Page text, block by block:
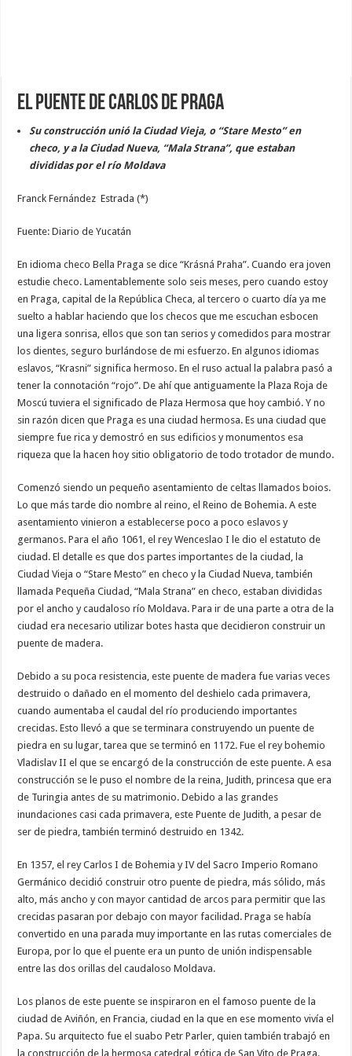
El puente de Carlos de Praga
Su construcción unió la Ciudad Vieja, o “Stare Mesto” en
checo, y a la Ciudad Nueva, “Mala Strana”, que estaban
divididas por el río Moldava
Franck Fernández Estrada (*)
Fuente: Diario de Yucatán
En idioma checo Bella Praga se dice “Krásná Praha”. Cuando era joven
estudie checo. Lamentablemente solo seis meses, pero cuando estoy
en Praga, capital de la República Checa, al tercero o cuarto día ya me
suelto a hablar haciendo que los checos que me escuchan esbocen
una ligera sonrisa, ellos que son tan serios y comedidos para mostrar
los dientes, seguro burlándose de mi esfuerzo. En algunos idiomas
eslavos, “Krasni” significa hermoso. En el ruso actual la palabra pasó a
tener la connotación “rojo”. De ahí que antiguamente la Plaza Roja de
Moscú tuviera el significado de Plaza Hermosa que hoy cambió. Y no
sin razón dicen que Praga es una ciudad hermosa. Es una ciudad que
siempre fue rica y demostró en sus edificios y monumentos esa
riqueza que la hacen hoy sitio obligatorio de todo trotador de mundo.
Comenzó siendo un pequeño asentamiento de celtas llamados boios.
Lo que más tarde dio nombre al reino, el Reino de Bohemia. A este
asentamiento vinieron a establecerse poco a poco eslavos y
germanos. Para el año 1061, el rey Wenceslao I le dio el estatuto de
ciudad. El detalle es que dos partes importantes de la ciudad, la
Ciudad Vieja o “Stare Mesto” en checo y la Ciudad Nueva, también
llamada Pequeña Ciudad, “Mala Strana” en checo, estaban divididas
por el ancho y caudaloso río Moldava. Para ir de una parte a otra de la
ciudad era necesario utilizar botes hasta que decidieron construir un
puente de madera.
Debido a su poca resistencia, este puente de madera fue varias veces
destruido o dañado en el momento del deshielo cada primavera,
cuando aumentaba el caudal del río produciendo importantes
crecidas. Esto llevó a que se terminara construyendo un puente de
piedra en su lugar, tarea que se terminó en 1172. Fue el rey bohemio
Vladislav II el que se encargó de la construcción de este puente. A esa
construcción se le puso el nombre de la reina, Judith, princesa que era
de Turingia antes de su matrimonio. Debido a las grandes
inundaciones casi cada primavera, este Puente de Judith, a pesar de
ser de piedra, también terminó destruido en 1342.
En 1357, el rey Carlos I de Bohemia y IV del Sacro Imperio Romano
Germánico decidió construir otro puente de piedra, más sólido, más
alto, más ancho y con mayor cantidad de arcos para permitir que las
crecidas pasaran por debajo con mayor facilidad. Praga se había
convertido en una parada muy importante en las rutas comerciales de
Europa, por lo que el puente era un punto de unión indispensable
entre las dos orillas del caudaloso Moldava.
Los planos de este puente se inspiraron en el famoso puente de la
ciudad de Aviñón, en Francia, ciudad en la que en ese momento vivía el
Papa. Su arquitecto fue el suabo Petr Parler, quien también trabajó en
la construcción de la hermosa catedral gótica de San Vito de Praga.